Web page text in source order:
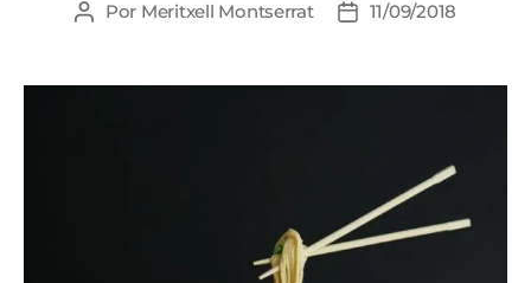
Por Meritxell Montserrat 11/09/2018